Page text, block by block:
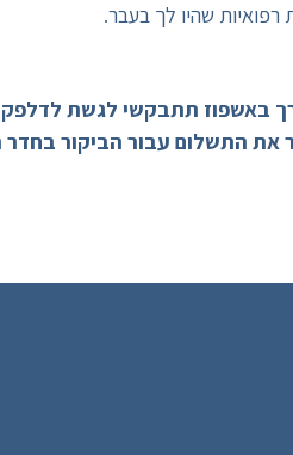
רפואיות שהיו לך בעבר.
באשפוז תתבקשי לגשת לדלפק
את התשלום עבור הביקור בחדר